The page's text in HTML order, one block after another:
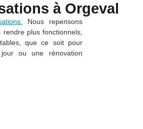
à Orgeval
Nous repensons
plus fonctionnels,
que ce soit pour
ou une rénovation